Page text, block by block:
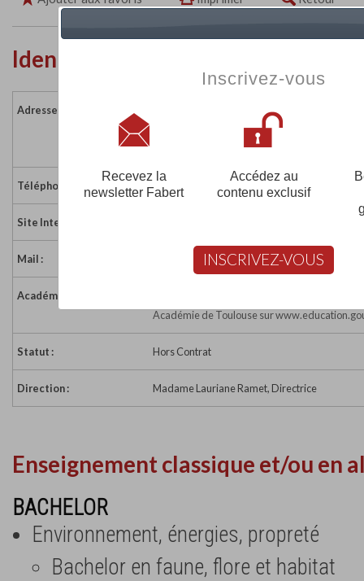
Identité de l'établissement
Adresse :
Téléphone : 05 61 34 36 36
Site Internet :
Mail : contact@coursdiderot.com
Académie :
Académie de Toulouse sur
Statut : Hors Contrat
Direction : Madame Lauriane Ramet, Directrice
Enseignement classique et/ou en
BACHELOR
Environnement, énergies, propreté
Bachelor en faune, flore et habitat
Inscrivez-vous
Recevez la
newsletter Fabert
Accédez au
contenu exclusif
INSCRIVEZ-VOUS